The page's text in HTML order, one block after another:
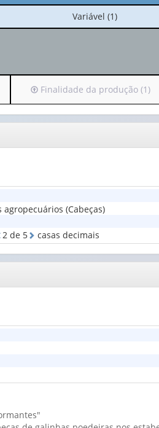
No
cabeçalho:
Variável (1)
Irá
para
o
cabeçalho
apenas
da
(1)
Finalidade da produção (1)
(Cabeças)
2 de 5 casas decimais